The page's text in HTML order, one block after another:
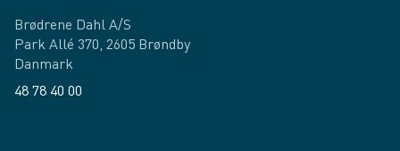
Brødrene Dahl A/S
Park Allé 370, 2605 Brøndby
Danmark
48 78 40 00